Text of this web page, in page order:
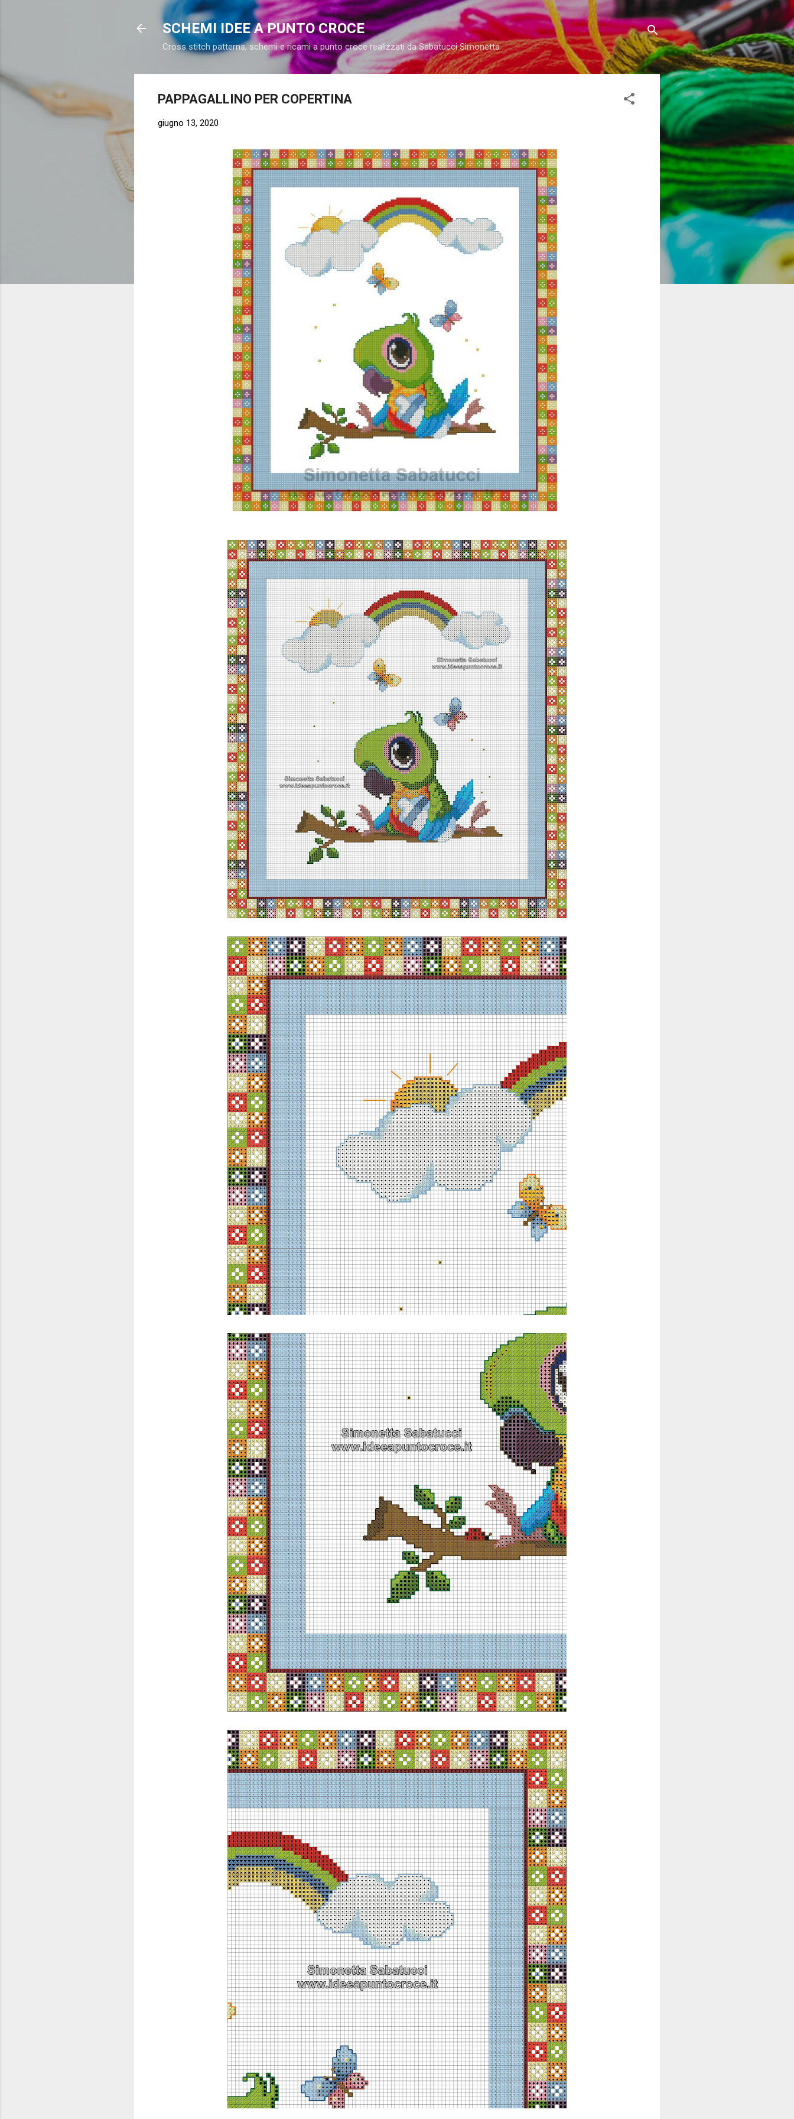
Passa ai contenuti principali
SCHEMI IDEE A PUNTO CROCE
Cross stitch patterns, schemi e ricami a punto croce realizzati da Sabatucci Simonetta
PAPPAGALLINO PER COPERTINA
giugno 13, 2020